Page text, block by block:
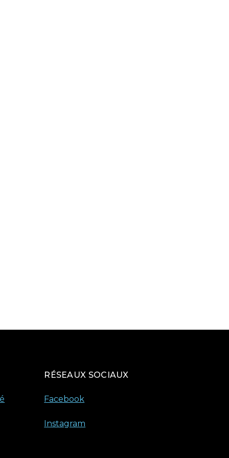
RÉSEAUX SOCIAUX
Facebook
Instagram